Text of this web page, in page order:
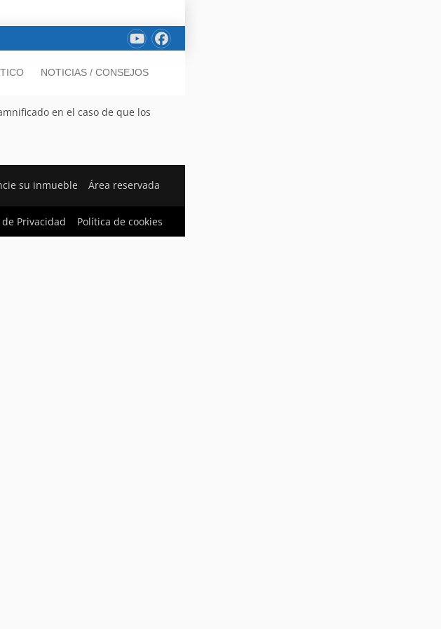
NOTICIAS / CONSEJOS
en el caso de que los
su inmueble Área reservada
Privacidad Política de cookies